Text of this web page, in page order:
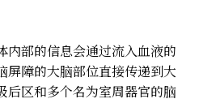
内部的信息会通过流入血液的
屏障的大脑部位直接传递到大
后区和多个名为室周器官的脑